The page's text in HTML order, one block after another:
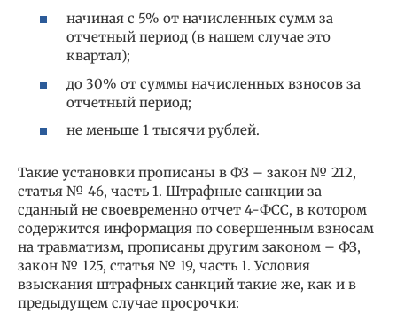
начиная с 5% от начисленных сумм за
отчетный период (в нашем случае это
квартал);
до 30% от суммы начисленных взносов за
отчетный период;
не меньше 1 тысячи рублей.
Такие установки прописаны в ФЗ – закон № 212,
статья № 46, часть 1. Штрафные санкции за
сданный не своевременно отчет 4-ФСС, в котором
содержится информация по совершенным взносам
на травматизм, прописаны другим законом – ФЗ,
закон № 125, статья № 19, часть 1. Условия
взыскания штрафных санкций такие же, как и в
предыдущем случае просрочки: